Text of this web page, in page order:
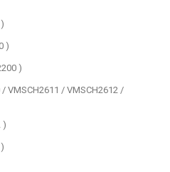
)
)
VMSCH2611 / VMSCH2612 /
)